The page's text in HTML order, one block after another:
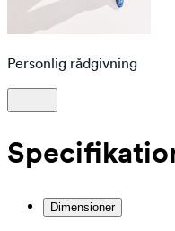
Personlig rådgivning
Dimensioner